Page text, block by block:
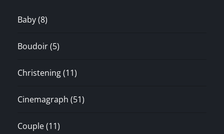
Baby(8)
Boudoir(5)
Christening(11)
Cinemagraph (51)
Couple(11)